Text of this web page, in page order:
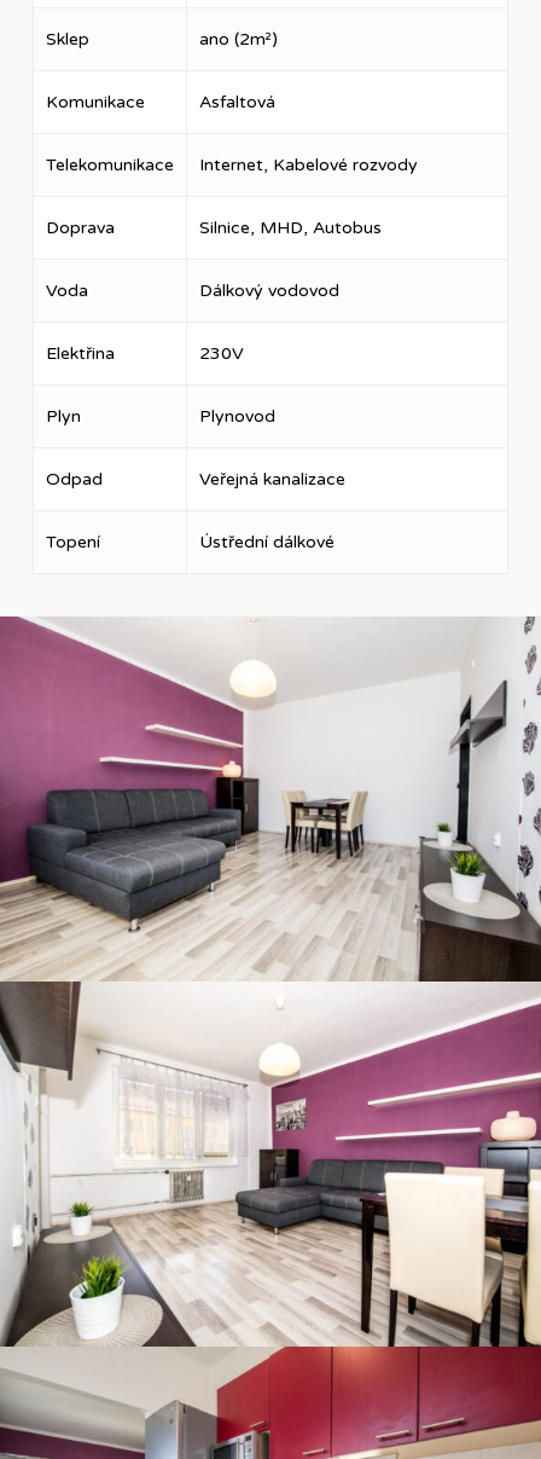
Sklep ano (2m²)
Komunikace Asfaltová
Telekomunikace Internet, Kabelové rozvody
Doprava Silnice, MHD, Autobus
Voda Dálkový vodovod
Elektřina 230V
Plyn Plynovod
Odpad Veřejná kanalizace
Topení Ústřední dálkové